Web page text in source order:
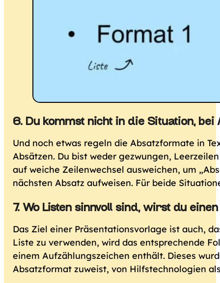
6. Du kommst nicht in die Situation,
Und noch etwas regeln die Absatzformate in
Absätzen. Du bist weder gezwungen,
auf weiche Zeilenwechsel ausweichen, um
nächsten Absatz aufweisen. Für beide
7. Wo Listen sinnvoll sind, wirst du
Das Ziel einer Präsentationsvorlage ist auch,
Liste zu verwenden, wird das entsprechende
einem Aufzählungszeichen enthält. Dieses
Absatzformat zuweist, von Hilfstechnologien